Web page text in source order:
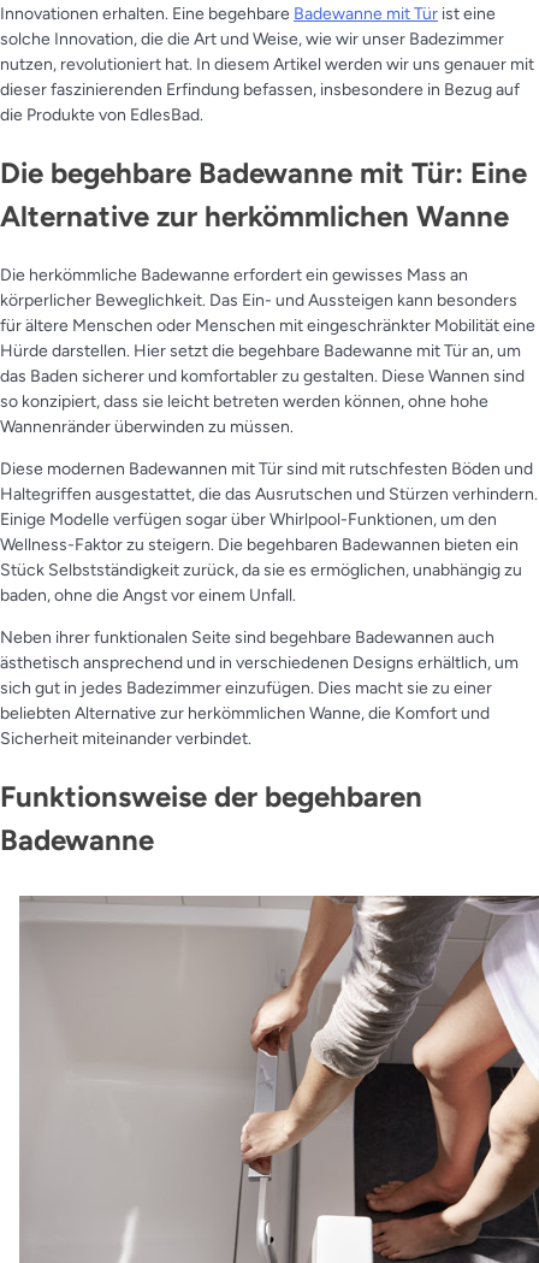
Innovationen erhalten. Eine begehbare Badewanne mit Tür ist eine
solche Innovation, die die Art und Weise, wie wir unser Badezimmer
nutzen, revolutioniert hat. In diesem Artikel werden wir uns genauer mit
dieser faszinierenden Erfindung befassen, insbesondere in Bezug auf
die Produkte von EdlesBad.
Die begehbare Badewanne mit Tür: Eine
Alternative zur herkömmlichen Wanne
Die herkömmliche Badewanne erfordert ein gewisses Mass an
körperlicher Beweglichkeit. Das Ein- und Aussteigen kann besonders
für ältere Menschen oder Menschen mit eingeschränkter Mobilität eine
Hürde darstellen. Hier setzt die begehbare Badewanne mit Tür an, um
das Baden sicherer und komfortabler zu gestalten. Diese Wannen sind
so konzipiert, dass sie leicht betreten werden können, ohne hohe
Wannenränder überwinden zu müssen.
Diese modernen Badewannen mit Tür sind mit rutschfesten Böden und
Haltegriffen ausgestattet, die das Ausrutschen und Stürzen verhindern.
Einige Modelle verfügen sogar über Whirlpool-Funktionen, um den
Wellness-Faktor zu steigern. Die begehbaren Badewannen bieten ein
Stück Selbstständigkeit zurück, da sie es ermöglichen, unabhängig zu
baden, ohne die Angst vor einem Unfall.
Neben ihrer funktionalen Seite sind begehbare Badewannen auch
ästhetisch ansprechend und in verschiedenen Designs erhältlich, um
sich gut in jedes Badezimmer einzufügen. Dies macht sie zu einer
beliebten Alternative zur herkömmlichen Wanne, die Komfort und
Sicherheit miteinander verbindet.
Funktionsweise der begehbaren
Badewanne